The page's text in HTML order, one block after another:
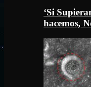
‘Si
hacemos,